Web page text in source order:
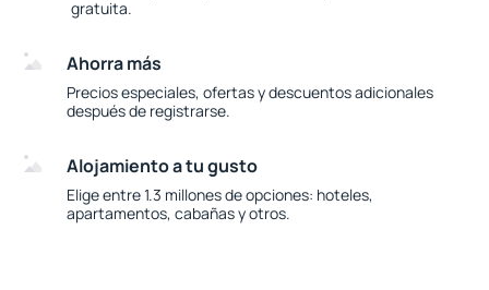
gratuita.
Ahorra más
Precios especiales, ofertas y descuentos adicionales
después de registrarse.
Alojamiento a tu gusto
Elige entre 1.3 millones de opciones: hoteles,
apartamentos, cabañas y otros.